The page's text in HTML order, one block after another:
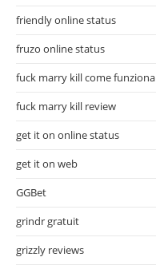
friendly online status
fruzo online status
fuck marry kill come funziona
fuck marry kill review
get it on online status
get it on web
GGBet
grindr gratuit
grizzly reviews